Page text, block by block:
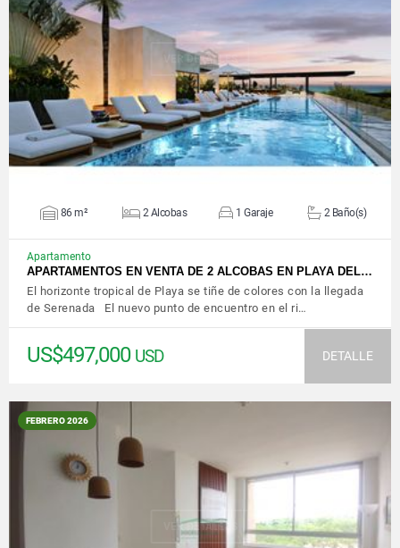
VER DETALLES
86 m² 2 Alcobas 1 Garaje 2 Baño(s)
Apartamento
APARTAMENTOS EN VENTA DE 2 ALCOBAS EN PLAYA DEL…
El horizonte tropical de Playa se tiñe de colores con la llegada
de Serenada El nuevo punto de encuentro en el ri…
US$497,000 USD DETALLE
FEBRERO 2026
VER DETALLES